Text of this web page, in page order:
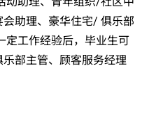
助理、豪华住宅/ 俱乐部
定工作经验后，毕业生可
部主管、顾客服务经理